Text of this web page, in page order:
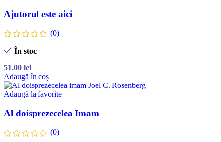
Ajutorul este aici
(0)
În stoc
51.00 lei
Adaugă în coș
Adaugă la favorite
Al doisprezecelea Imam
(0)